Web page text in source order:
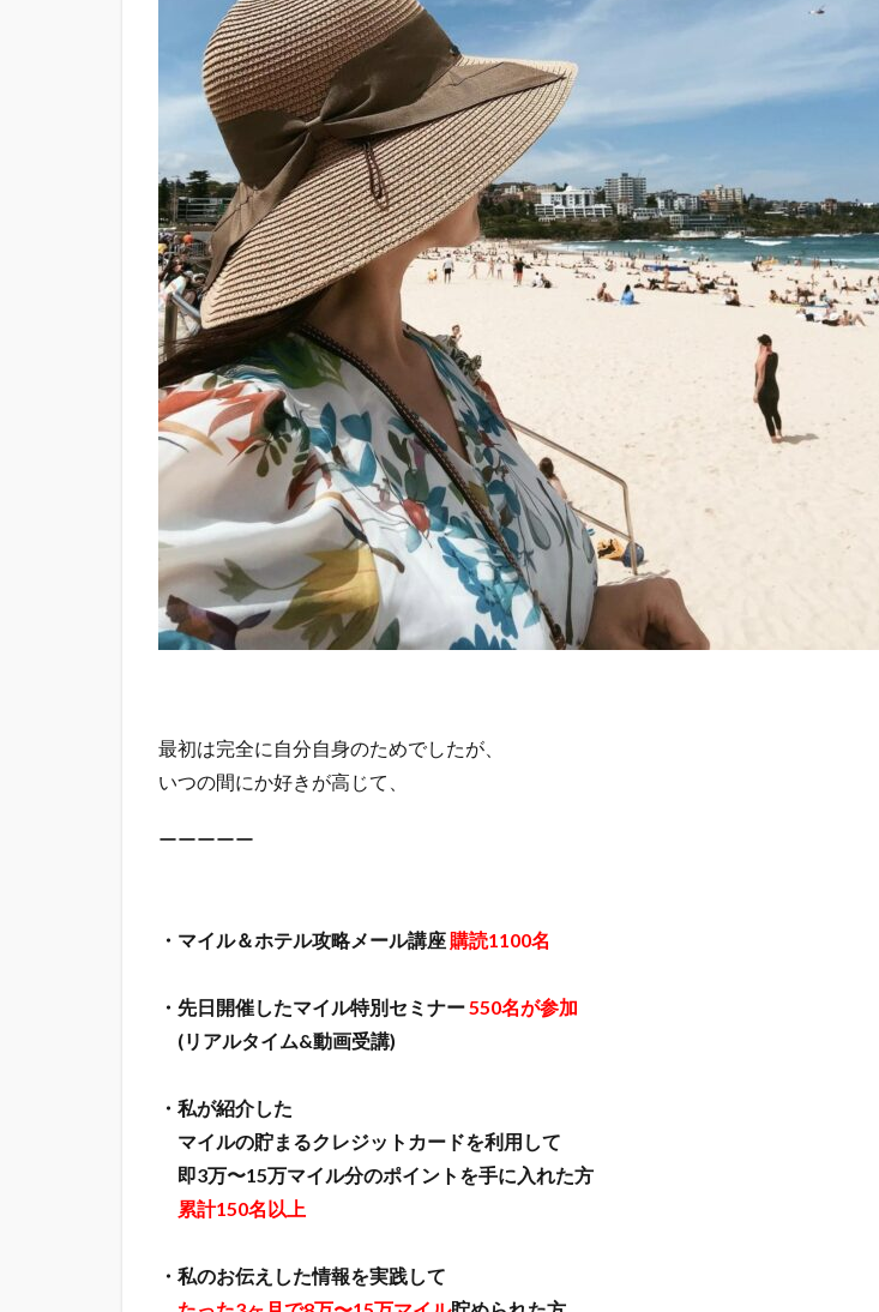
最初は完全に自分自身のためでしたが、
⁡いつの間にか好きが高じて、
ーーーーー
・マイル＆ホテル攻略メール講座購読1100名
・先日開催したマイル特別セミナー 550名が参加
(リアルタイム&動画受講)
・私が紹介した
マイルの貯まるクレジットカードを利用して
即3万〜15万マイル分のポイントを手に入れた方
累計150名以上
・私のお伝えした情報を実践して